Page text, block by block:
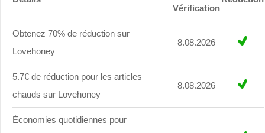
Vérification
Obtenez 70% de réduction sur
Lovehoney
8.08.2026
5.7€ de réduction pour les articles
chauds sur Lovehoney
8.08.2026
Économies quotidiennes pour